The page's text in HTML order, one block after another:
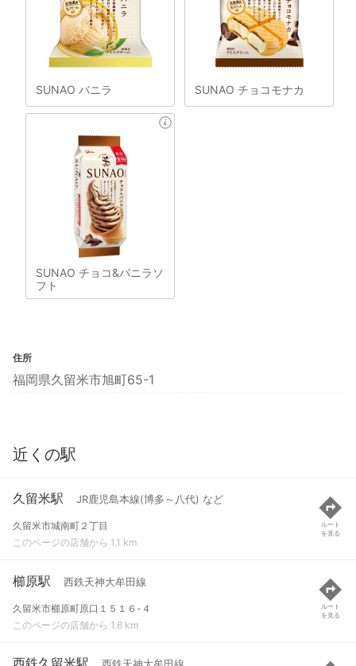
SUNAO バニラ SUNAO チョコモナカ
SUNAO チョコ&バニラソ
フト
住所
福岡県久留米市旭町65-1
近くの駅
久留米駅 JR鹿児島本線(博多～八代) など
久留米市城南町２丁目
このページの店舗から 1.1 km
ルート
を見る
櫛原駅 西鉄天神大牟田線
久留米市櫛原町原口１５１６-４
このページの店舗から 1.6 km
ルート
を見る
西鉄久留米駅